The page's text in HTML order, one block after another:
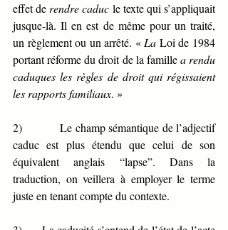
effet de rendre caduc le texte qui s’appliquait
jusque-là. Il en est de même pour un traité,
un règlement ou un arrêté. « La Loi de 1984
portant réforme du droit de la famille a rendu
caduques les règles de droit qui régissaient
les rapports familiaux. »
2)            Le champ sémantique de l’adjectif
caduc est plus étendu que celui de son
équivalent anglais “lapse”. Dans la
traduction, on veillera à employer le terme
juste en tenant compte du contexte.